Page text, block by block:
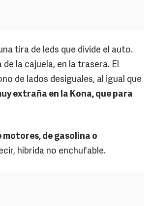
tira de leds que divide el auto.
la cajuela, en la trasera. El
de lados desiguales, al igual que
extraña en la Kona, que para
de gasolina o
híbrida no enchufable.